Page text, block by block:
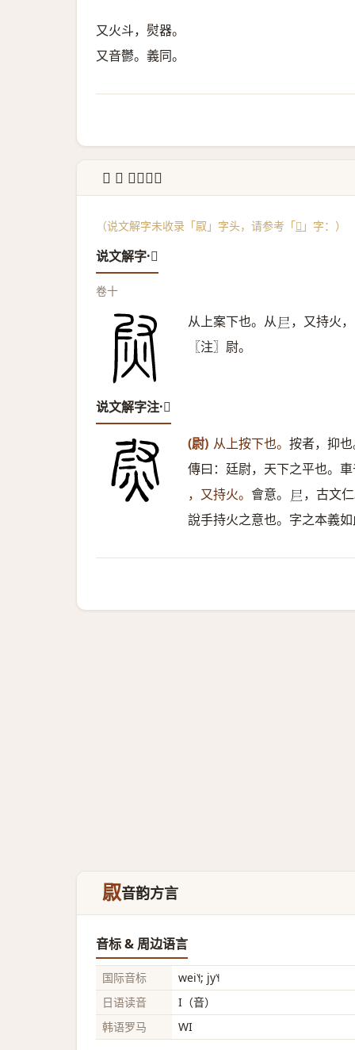
又火斗，熨器。
又音鬱。義同。
↳ 𤈫 说文解字
（说文解字未收录「叞」字头，请参考「𤈫 」字：）
说文解字·𤈫
卷十
从上案下也。从𡰥 ，又持火
〖注〗尉。
说文解字注·𤈫
(尉) 从上按下也。 按者，抑
傳曰：廷尉，天下之平也。
，又持火。 會意。 𡰥 ，古文
說手持火之意也。字之本義
叞音韵方言
音标 & 周边语言
国际音标
wei˥˧; jy˥˧
日语读音
I（音）
韩语罗马
WI